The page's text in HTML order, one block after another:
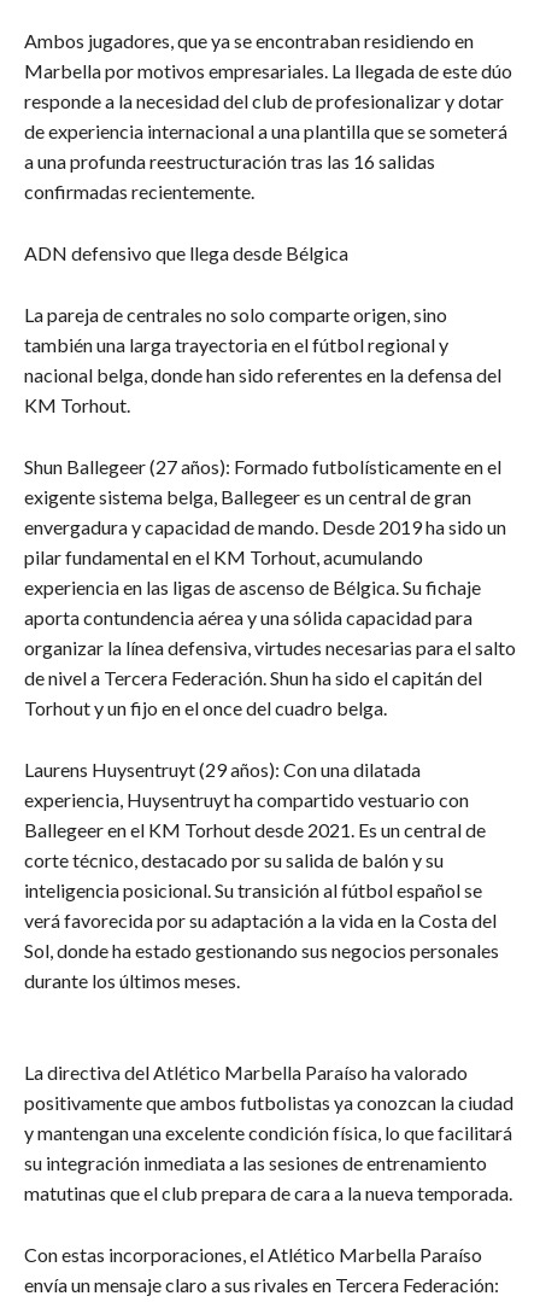
​Ambos jugadores, que ya se encontraban residiendo en
Marbella por motivos empresariales. La llegada de este dúo
responde a la necesidad del club de profesionalizar y dotar
de experiencia internacional a una plantilla que se someterá
a una profunda reestructuración tras las 16 salidas
confirmadas recientemente.
​ADN defensivo que llega desde Bélgica
​La pareja de centrales no solo comparte origen, sino
también una larga trayectoria en el fútbol regional y
nacional belga, donde han sido referentes en la defensa del
KM Torhout.
​Shun Ballegeer (27 años): Formado futbolísticamente en el
exigente sistema belga, Ballegeer es un central de gran
envergadura y capacidad de mando. Desde 2019 ha sido un
pilar fundamental en el KM Torhout, acumulando
experiencia en las ligas de ascenso de Bélgica. Su fichaje
aporta contundencia aérea y una sólida capacidad para
organizar la línea defensiva, virtudes necesarias para el salto
de nivel a Tercera Federación. Shun ha sido el capitán del
Torhout y un fijo en el once del cuadro belga.
​Laurens Huysentruyt (29 años): Con una dilatada
experiencia, Huysentruyt ha compartido vestuario con
Ballegeer en el KM Torhout desde 2021. Es un central de
corte técnico, destacado por su salida de balón y su
inteligencia posicional. Su transición al fútbol español se
verá favorecida por su adaptación a la vida en la Costa del
Sol, donde ha estado gestionando sus negocios personales
durante los últimos meses.
​La directiva del Atlético Marbella Paraíso ha valorado
positivamente que ambos futbolistas ya conozcan la ciudad
y mantengan una excelente condición física, lo que facilitará
su integración inmediata a las sesiones de entrenamiento
matutinas que el club prepara de cara a la nueva temporada.
​Con estas incorporaciones, el Atlético Marbella Paraíso
envía un mensaje claro a sus rivales en Tercera Federación: